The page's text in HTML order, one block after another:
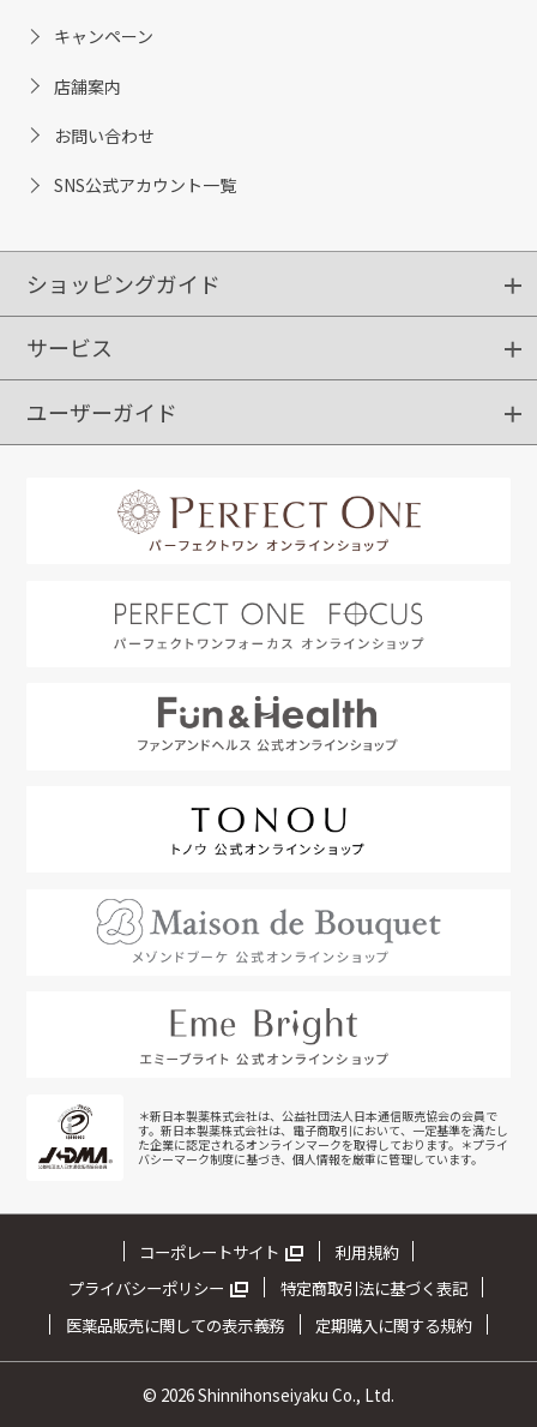
キャンペーン
店舗案内
お問い合わせ
SNS公式アカウント一覧
ショッピングガイド
ショッピングガイド
ご注文方法
送料・配送
クーポンご利用方法
サービス
定期購入
ポイントサービス
お知らせメール
ユーザーガイド
＊新日本製薬株式会社は、公益社団法人日本通信販売協会の会員で
す。新日本製薬株式会社は、電子商取引において、一定基準を満たし
た企業に認定されるオンラインマークを取得しております。＊プライ
バシーマーク制度に基づき、個人情報を厳重に管理しています。
コーポレートサイト
利用規約
プライバシーポリシー
特定商取引法に基づく表記
医薬品販売に関しての表示義務
定期購入に関する規約
© 2026 Shinnihonseiyaku Co., Ltd.